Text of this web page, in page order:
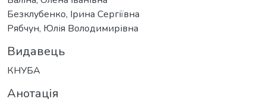
Безклубенко, Ірина Сергіївна
Рябчун, Юлія Володимирівна
Видавець
КНУБА
Анотація